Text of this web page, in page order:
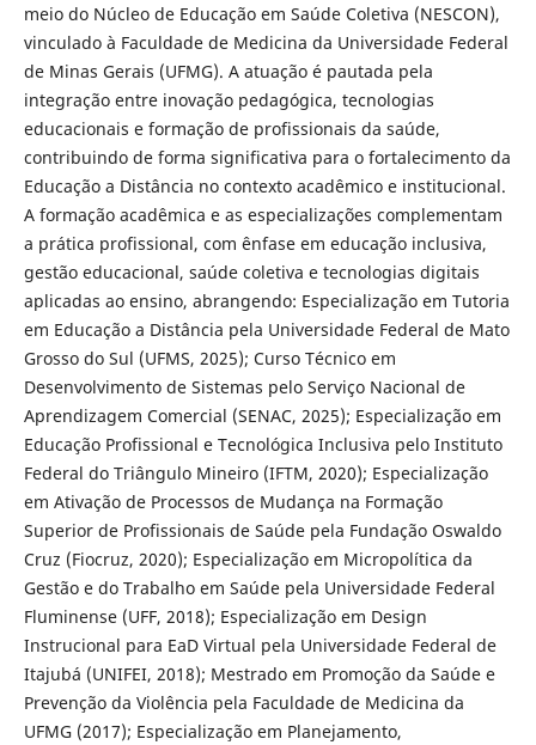
meio do Núcleo de Educação em Saúde Coletiva (NESCON),
vinculado à Faculdade de Medicina da Universidade Federal
de Minas Gerais (UFMG). A atuação é pautada pela
integração entre inovação pedagógica, tecnologias
educacionais e formação de profissionais da saúde,
contribuindo de forma significativa para o fortalecimento da
Educação a Distância no contexto acadêmico e institucional.
A formação acadêmica e as especializações complementam
a prática profissional, com ênfase em educação inclusiva,
gestão educacional, saúde coletiva e tecnologias digitais
aplicadas ao ensino, abrangendo: Especialização em Tutoria
em Educação a Distância pela Universidade Federal de Mato
Grosso do Sul (UFMS, 2025); Curso Técnico em
Desenvolvimento de Sistemas pelo Serviço Nacional de
Aprendizagem Comercial (SENAC, 2025); Especialização em
Educação Profissional e Tecnológica Inclusiva pelo Instituto
Federal do Triângulo Mineiro (IFTM, 2020); Especialização
em Ativação de Processos de Mudança na Formação
Superior de Profissionais de Saúde pela Fundação Oswaldo
Cruz (Fiocruz, 2020); Especialização em Micropolítica da
Gestão e do Trabalho em Saúde pela Universidade Federal
Fluminense (UFF, 2018); Especialização em Design
Instrucional para EaD Virtual pela Universidade Federal de
Itajubá (UNIFEI, 2018); Mestrado em Promoção da Saúde e
Prevenção da Violência pela Faculdade de Medicina da
UFMG (2017); Especialização em Planejamento,